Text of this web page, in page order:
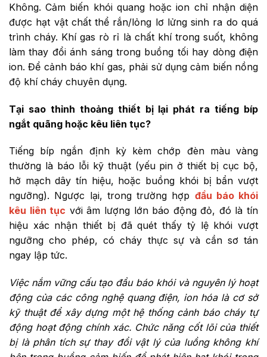
Không. Cảm biến khói quang hoặc ion chỉ nhận diện
được hạt vật chất thể rắn/lỏng lơ lửng sinh ra do quá
trình cháy. Khí gas rò rỉ là chất khí trong suốt, không
làm thay đổi ánh sáng trong buồng tối hay dòng điện
ion. Để cảnh báo khí gas, phải sử dụng cảm biến nồng
độ khí cháy chuyên dụng.
Tại sao thỉnh thoảng thiết bị lại phát ra tiếng bíp
ngắt quãng hoặc kêu liên tục?
Tiếng bíp ngắn định kỳ kèm chớp đèn màu vàng
thường là báo lỗi kỹ thuật (yếu pin ở thiết bị cục bộ,
hở mạch dây tín hiệu, hoặc buồng khói bị bẩn vượt
ngưỡng). Ngược lại, trong trường hợp đầu báo khói
kêu liên tục với âm lượng lớn báo động đỏ, đó là tín
hiệu xác nhận thiết bị đã quét thấy tỷ lệ khói vượt
ngưỡng cho phép, có cháy thực sự và cần sơ tán
ngay lập tức.
Việc nắm vững cấu tạo đầu báo khói và nguyên lý hoạt
động của các công nghệ quang điện, ion hóa là cơ sở
kỹ thuật để xây dựng một hệ thống cảnh báo cháy tự
động hoạt động chính xác. Chức năng cốt lõi của thiết
bị là phân tích sự thay đổi vật lý của luồng không khí